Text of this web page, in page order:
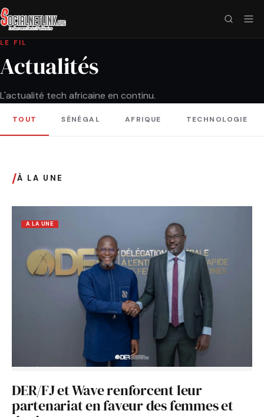
LE FIL
Actualités
L'actualité tech africaine en continu.
TOUT SÉNÉGAL AFRIQUE TECHNOLOGIE
/À LA UNE
A LA UNE
DER/FJ et Wave renforcent leur
partenariat en faveur des femmes et